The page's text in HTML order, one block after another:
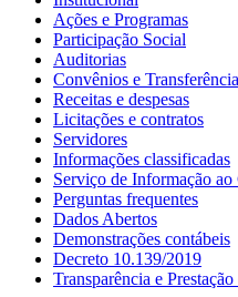
Ações e Programas
Participação Social
Auditorias
Convênios e
Receitas e despesas
Licitações e contratos
Servidores
Informações classificadas
Serviço de Informação
Perguntas frequentes
Dados Abertos
Demonstrações contábeis
Decreto 10.139/2019
Transparência e